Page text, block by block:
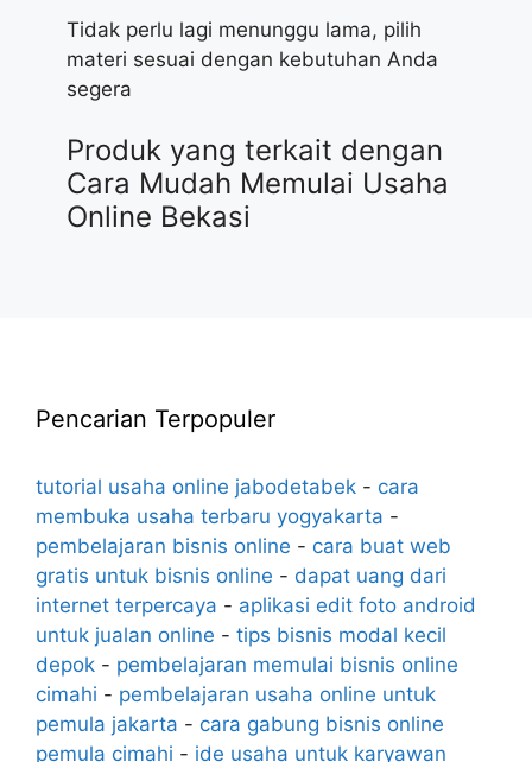
Tidak perlu lagi menunggu lama, pilih
materi sesuai dengan kebutuhan Anda
segera
Produk yang terkait dengan
Cara Mudah Memulai Usaha
Online Bekasi
Pencarian Terpopuler
tutorial usaha online jabodetabek - cara
membuka usaha terbaru yogyakarta -
pembelajaran bisnis online - cara buat web
gratis untuk bisnis online - dapat uang dari
internet terpercaya - aplikasi edit foto android
untuk jualan online - tips bisnis modal kecil
depok - pembelajaran memulai bisnis online
cimahi - pembelajaran usaha online untuk
pemula jakarta - cara gabung bisnis online
pemula cimahi - ide usaha untuk karyawan